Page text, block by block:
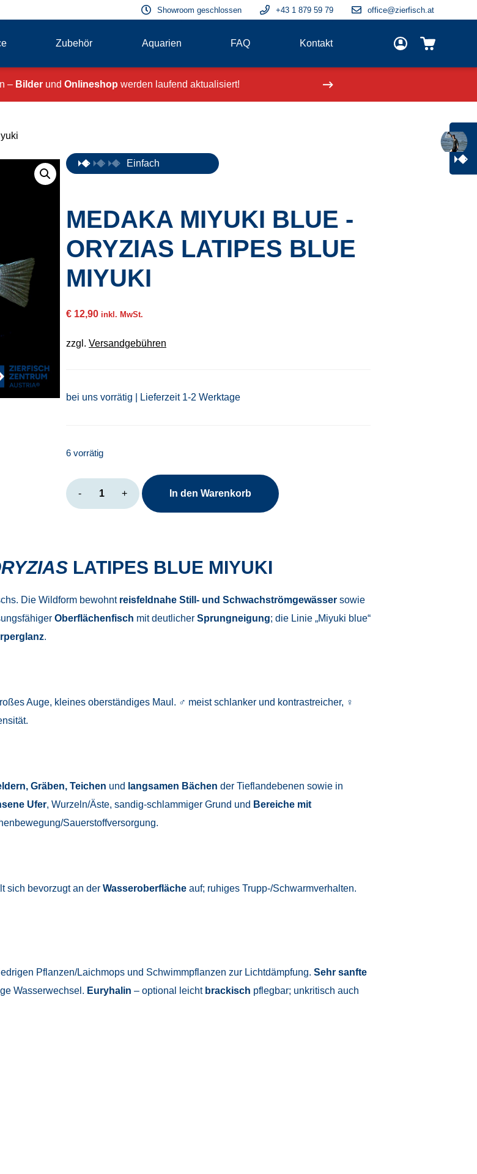
Showroom geschlossen +43 1 879 59 79 office@zierfisch.at
Zubehör Aquarien FAQ Kontakt
– Bilderund Onlineshop werden laufend aktualisiert!
Einfach
MEDAKA MIYUKI BLUE -
ORYZIAS LATIPES BLUE
MIYUKI
€ 12,90 inkl. MwSt.
zzgl. Versandgebühren
bei uns vorrätig | Lieferzeit 1-2 Werktage
6 vorrätig
-
latipes
+ In den Warenkorb
LATIPES BLUE MIYUKI
Die Wildform bewohnt reisfeldnahe Still- und Schwachströmgewässersowie
Oberflächenfisch mit deutlicher Sprungneigung; die Linie „Miyuki blue“
.
Auge, kleines oberständiges Maul. ♂ meist schlanker und kontrastreicher, ♀
Gräben, Teichen und langsamen Bächen der Tieflandebenen sowie in
Ufer, Wurzeln/Äste, sandig-schlammiger Grund und Bereiche mit
Sauerstoffversorgung.
sich bevorzugt an der Wasseroberflächeauf; ruhiges Trupp-/Schwarmverhalten.
Pflanzen/Laichmops und Schwimmpflanzen zur Lichtdämpfung. Sehr sanfte
Wasserwechsel. Euryhalin – optional leicht brackisch pflegbar; unkritisch auch